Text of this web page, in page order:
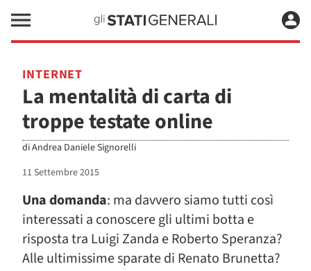
INTERNET
La mentalità di carta di
troppe testate online
diAndrea Daniele Signorelli
11 Settembre 2015
Una domanda: ma davvero siamo tutti così
interessati a conoscere gli ultimi botta e
risposta tra Luigi Zanda e Roberto Speranza?
Alle ultimissime sparate di Renato Brunetta?